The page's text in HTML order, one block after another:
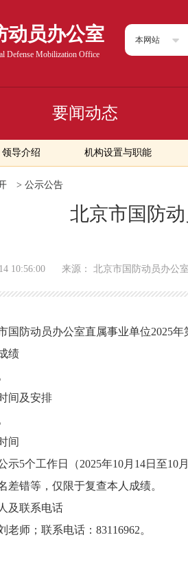
动员办公室
Defense Mobilization Office
本网站
要闻动态
领导介绍 机构设置与职能
> 公示公告
北京市国防
10:56:00 来源： 北京市国防动员办公
国防动员办公室直属事业单位2025
绩
间及安排
间
示5个工作日（2025年10月14日至
差错等，仅限于复查本人成绩。
及联系电话
老师；联系电话：83116962。